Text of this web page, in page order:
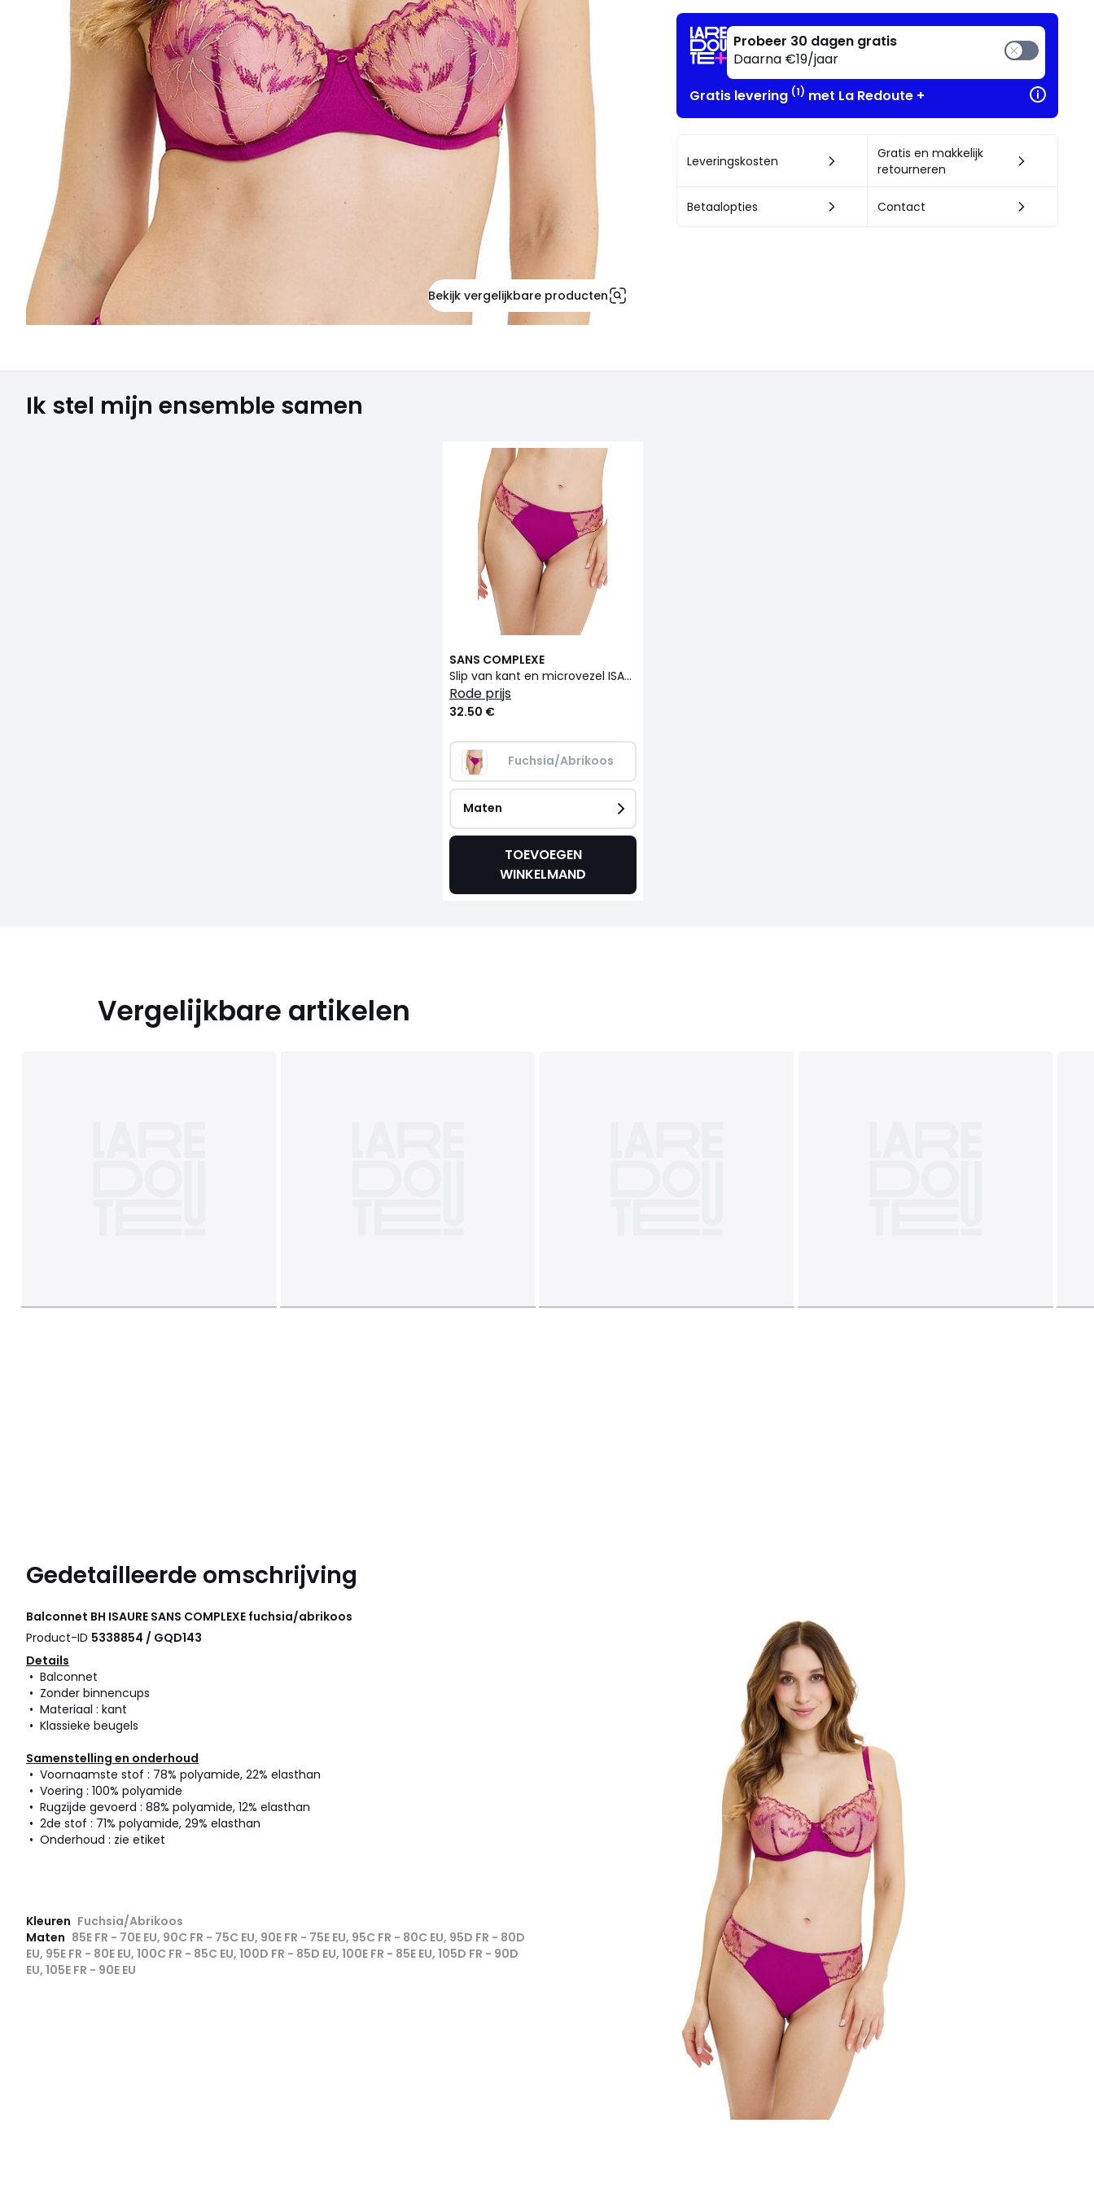
Bekijk vergelijkbare producten
Probeer 30 dagen gratis
Daarna €19/jaar
Gratis levering (1) met La Redoute +
Leveringskosten
Gratis en makkelijk
retourneren
Betaalopties Contact
Ik stel mijn ensemble samen
SANS COMPLEXE
Slip van kant en microvezel ISAURE
rode prijs
32.50 €
Fuchsia/Abrikoos
Maten
TOEVOEGEN
WINKELMAND
Vergelijkbare artikelen
Gedetailleerde omschrijving
Balconnet BH ISAURE SANS COMPLEXE fuchsia/abrikoos
Product-ID 5338854 / GQD143
Details
• Balconnet
• Zonder binnencups
• Materiaal : kant
• Klassieke beugels
Samenstelling en onderhoud
• Voornaamste stof : 78% polyamide, 22% elasthan
• Voering : 100% polyamide
• Rugzijde gevoerd : 88% polyamide, 12% elasthan
• 2de stof : 71% polyamide, 29% elasthan
• Onderhoud : zie etiket
Kleuren Fuchsia/Abrikoos
Maten 85E FR - 70E EU, 90C FR - 75C EU, 90E FR - 75E EU, 95C FR - 80C EU, 95D FR - 80D
EU, 95E FR - 80E EU, 100C FR - 85C EU, 100D FR - 85D EU, 100E FR - 85E EU, 105D FR - 90D
EU, 105E FR - 90E EU